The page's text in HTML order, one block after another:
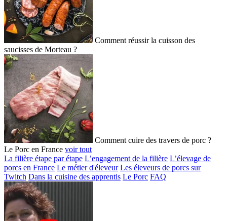
Comment réussir la cuisson des
saucisses de Morteau ?
Comment cuire des travers de porc ?
Le Porc en France voir tout
La filière étape par étape L’engagement de la filière L’élevage de
porcs en France Le métier d'éleveur Les éleveurs de porcs sur
Twitch Dans la cuisine des apprentis Le Porc FAQ